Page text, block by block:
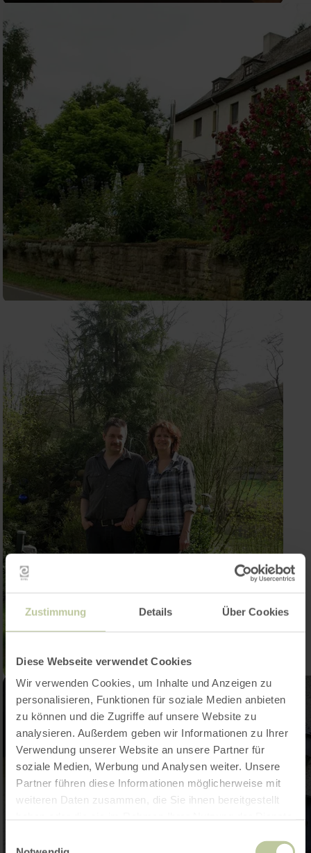
Zustimmung Details Über Cookies
Diese Webseite verwendet Cookies
Wir verwenden Cookies, um Inhalte und Anzeigen zu
personalisieren, Funktionen für soziale Medien anbieten
zu können und die Zugriffe auf unsere Website zu
analysieren. Außerdem geben wir Informationen zu Ihrer
Verwendung unserer Website an unsere Partner für
soziale Medien, Werbung und Analysen weiter. Unsere
Partner führen diese Informationen möglicherweise mit
weiteren Daten zusammen, die Sie ihnen bereitgestellt